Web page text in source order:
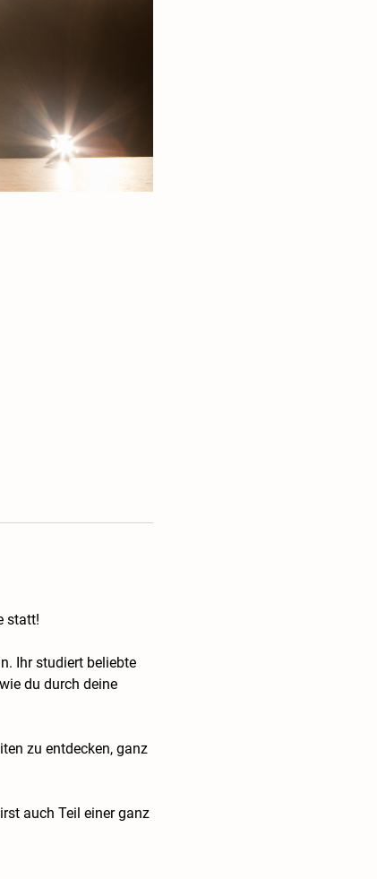
statt!
Ihr studiert beliebte
du durch deine
zu entdecken, ganz
auch Teil einer ganz